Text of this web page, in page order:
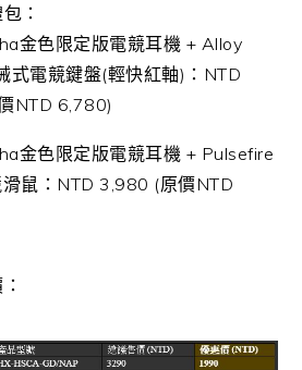
：
金色限定版電競耳機 + Alloy
式電競鍵盤(輕快紅軸) ： NTD
NTD 6,780)
金色限定版電競耳機 + Pulsefire
鼠： NTD 3,980 (原價NTD